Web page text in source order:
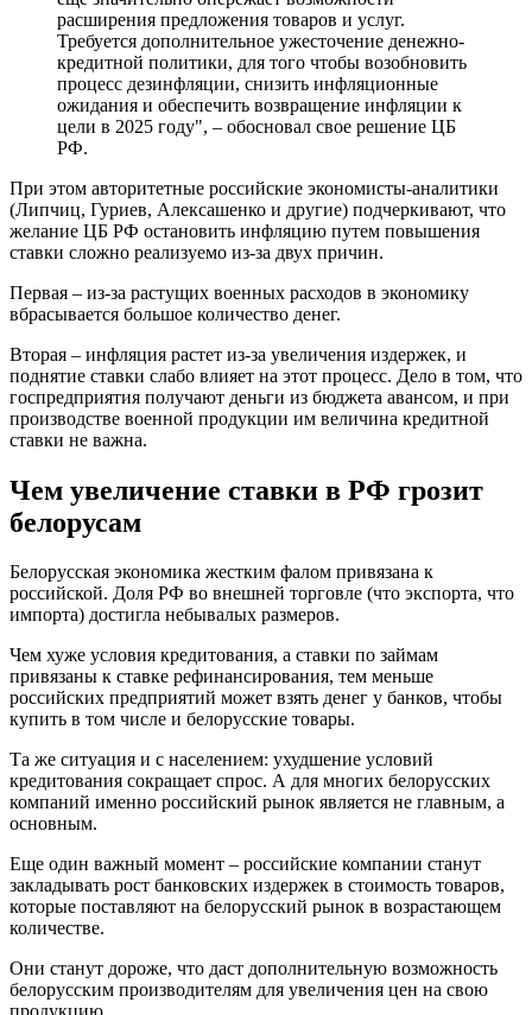
расширения предложения товаров и услуг.
Требуется дополнительное ужесточение денежно-
кредитной политики, для того чтобы возобновить
процесс дезинфляции, снизить инфляционные
ожидания и обеспечить возвращение инфляции к
цели в 2025 году", – обосновал свое решение ЦБ
РФ.
При этом авторитетные российские экономисты-аналитики
(Липчиц, Гуриев, Алексашенко и другие) подчеркивают, что
желание ЦБ РФ остановить инфляцию путем повышения
ставки сложно реализуемо из-за двух причин.
Первая – из-за растущих военных расходов в экономику
вбрасывается большое количество денег.
Вторая – инфляция растет из-за увеличения издержек, и
поднятие ставки слабо влияет на этот процесс. Дело в том, что
госпредприятия получают деньги из бюджета авансом, и при
производстве военной продукции им величина кредитной
ставки не важна.
Чем увеличение ставки в РФ грозит
белорусам
Белорусская экономика жестким фалом привязана к
российской. Доля РФ во внешней торговле (что экспорта, что
импорта) достигла небывалых размеров.
Чем хуже условия кредитования, а ставки по займам
привязаны к ставке рефинансирования, тем меньше
российских предприятий может взять денег у банков, чтобы
купить в том числе и белорусские товары.
Та же ситуация и с населением: ухудшение условий
кредитования сокращает спрос. А для многих белорусских
компаний именно российский рынок является не главным, а
основным.
Еще один важный момент – российские компании станут
закладывать рост банковских издержек в стоимость товаров,
которые поставляют на белорусский рынок в возрастающем
количестве.
Они станут дороже, что даст дополнительную возможность
белорусским производителям для увеличения цен на свою